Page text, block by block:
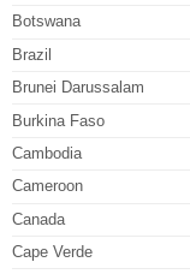
Botswana
Brazil
Brunei Darussalam
Burkina Faso
Cambodia
Cameroon
Canada
Cape Verde